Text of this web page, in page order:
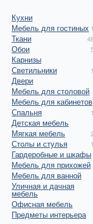
Кухни
Мебель для гостиных
Ткани
Обои
Карнизы
Светильники
Двери
Мебель для столовой
Мебель для кабинетов
Спальня
Детская мебель
Мягкая мебель
Столы и стулья
Гардеробные и шкафы
Мебель для прихожей
Мебель для ванной
Уличная и дачная
мебель
Офисная мебель
Предметы интерьера